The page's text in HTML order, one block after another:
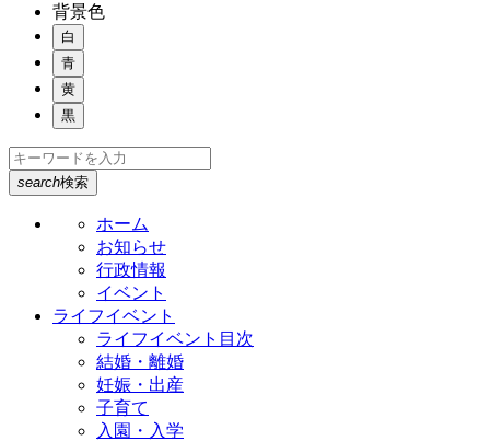
背景色
白
青
黄
黒
search検索
ホーム
お知らせ
行政情報
イベント
ライフイベント
ライフイベント目次
結婚・離婚
妊娠・出産
子育て
入園・入学